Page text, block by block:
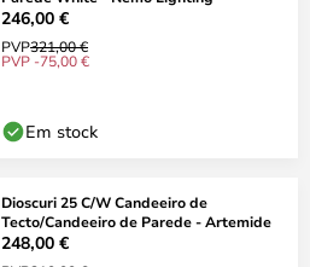
246,00 €
PVP321,00 €
PVP -75,00 €
Em stock
Dioscuri 25 C/W Candeeiro de
Tecto/Candeeiro de Parede - Artemide
248,00 €